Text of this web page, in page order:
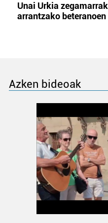
Unai Urkia
arrantzako
Azken bideoak